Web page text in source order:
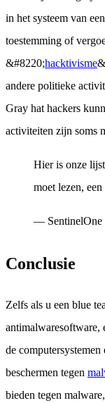
in het systeem van
toestemming of
&#8220;hacktivisme
andere politieke
Gray hat hackers
activiteiten zijn soms
Hier is onze
moet lezen, een
— SentinelOne
Conclusie
Zelfs als u een blue
de
beschermen tegen
bieden tegen